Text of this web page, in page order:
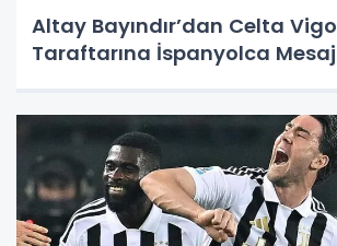
Altay Bayındır’dan Celta Vigo
Taraftarına İspanyolca Mesaj